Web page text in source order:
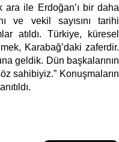
ara ile Erdoğan’ı bir daha
ve vekil sayısını tarihi
atıldı. Türkiye, küresel
Karabağ’daki zaferdir.
geldik. Dün başkalarının
sahibiyiz.” Konuşmaların